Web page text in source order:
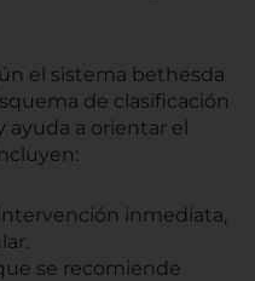
el sistema bethesda
de clasificación
ayuda a orientar el
inmediata,
se recomiende